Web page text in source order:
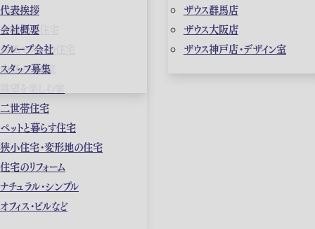
高級住宅
店舗併用住宅
和風モダンの住宅
中庭のある家
二世帯住宅
ペットと暮らす住宅
狭小住宅・変形地の住宅
住宅のリフォーム
ナチュラル・シンプル
オフィス・ビルなど
代表挨拶
会社概要
グループ会社
スタッフ募集
ザウス群馬店
ザウス大阪店
ザウス神戸店・デザイン室